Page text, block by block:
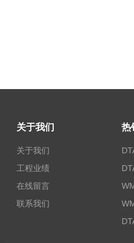
关于我们
关于我们
工程业绩
在线留言
联系我们
热